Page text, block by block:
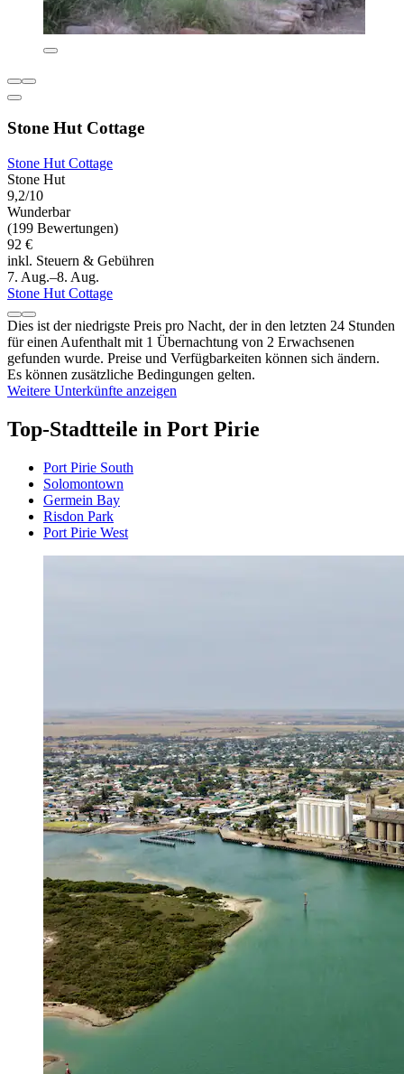
Stone Hut Cottage
Stone Hut Cottage
Stone Hut
9,2/10
Wunderbar
(199 Bewertungen)
92 €
inkl. Steuern & Gebühren
7. Aug.–8. Aug.
Stone Hut Cottage
Dies ist der niedrigste Preis pro Nacht, der in den letzten 24 Stunden
für einen Aufenthalt mit 1 Übernachtung von 2 Erwachsenen
gefunden wurde. Preise und Verfügbarkeiten können sich ändern.
Es können zusätzliche Bedingungen gelten.
Weitere Unterkünfte anzeigen
Top-Stadtteile in Port Pirie
Port Pirie South
Solomontown
Germein Bay
Risdon Park
Port Pirie West